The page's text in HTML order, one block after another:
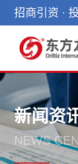
招商引资 ·
新闻资
NEWS